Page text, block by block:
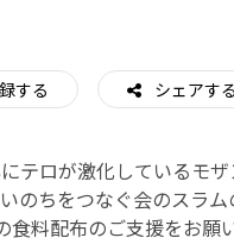
する シェアする
テロが激化しているモ
のちをつなぐ会のスラ
食料配布のご支援をお願